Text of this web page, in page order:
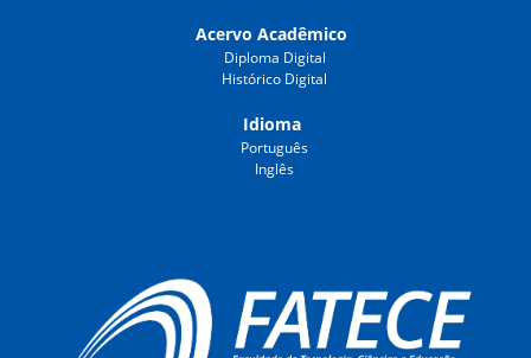
Acervo Acadêmico
Diploma Digital
Histórico Digital
Idioma
Português
Inglês